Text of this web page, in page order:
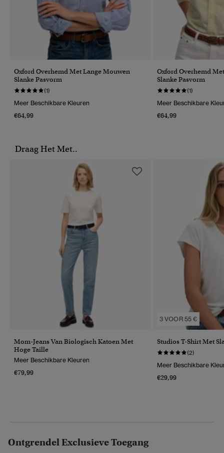
Oxford Overhemd Met Lange Mouwen
Slanke Pasvorm
(1)
Meer Beschikbare Kleuren
€64,99
Oxford Overhemd
Slanke Pasvorm
(1)
Meer Beschikbare
€64,99
Draag Het Met..
Mom-Jeans Van Biologisch Katoen Met
Hoge Taille
Meer Beschikbare Kleuren
€79,99
3 VOOR 55 €
Studios T-Shirt Met
(2)
Meer Beschikbare
€29,99
Ontgrendel Exclusieve Toegang